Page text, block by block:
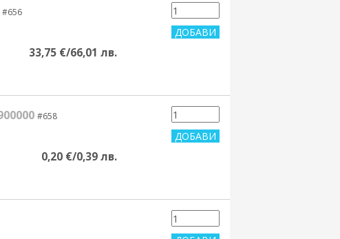
#656
33,75 €/66,01 лв.
#658
0,20 €/0,39 лв.